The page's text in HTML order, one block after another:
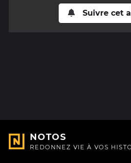
Suivre cet
NOTOS
REDONNEZ VIE À VOS